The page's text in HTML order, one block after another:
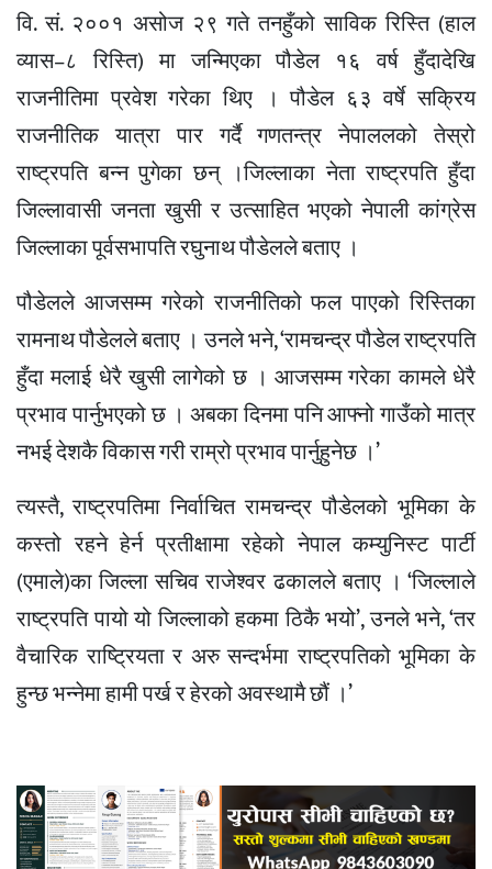
वि. सं. २००१ असोज २९ गते तनहुँको साविक रिस्ति (हाल
व्यास–८ रिस्ति) मा जन्मिएका पौडेल १६ वर्ष हुँदादेखि
राजनीतिमा प्रवेश गरेका थिए । पौडेल ६३ वर्षे सक्रिय
राजनीतिक यात्रा पार गर्दै गणतन्त्र नेपाललको तेस्रो
राष्ट्रपति बन्न पुगेका छन् ।जिल्लाका नेता राष्ट्रपति हुँदा
जिल्लावासी जनता खुसी र उत्साहित भएको नेपाली कांग्रेस
जिल्लाका पूर्वसभापति रघुनाथ पौडेलले बताए ।
पौडेलले आजसम्म गरेको राजनीतिको फल पाएको रिस्तिका
रामनाथ पौडेलले बताए । उनले भने, ‘रामचन्द्र पौडेल राष्ट्रपति
हुँदा मलाई धेरै खुसी लागेको छ । आजसम्म गरेका कामले धेरै
प्रभाव पार्नुभएको छ । अबका दिनमा पनि आफ्नो गाउँको मात्र
नभई देशकै विकास गरी राम्रो प्रभाव पार्नुहुनेछ ।’
त्यस्तै, राष्ट्रपतिमा निर्वाचित रामचन्द्र पौडेलको भूमिका के
कस्तो रहने हेर्न प्रतीक्षामा रहेको नेपाल कम्युनिस्ट पार्टी
(एमाले)का जिल्ला सचिव राजेश्वर ढकालले बताए । ‘जिल्लाले
राष्ट्रपति पायो यो जिल्लाको हकमा ठिकै भयो’, उनले भने, ‘तर
वैचारिक राष्ट्रियता र अरु सन्दर्भमा राष्ट्रपतिको भूमिका के
हुन्छ भन्नेमा हामी पर्ख र हेरको अवस्थामै छौं ।’